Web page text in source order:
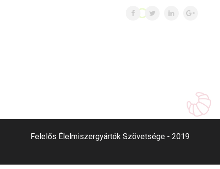
Felelős Élelmiszergyártók Szövetsége - 2019